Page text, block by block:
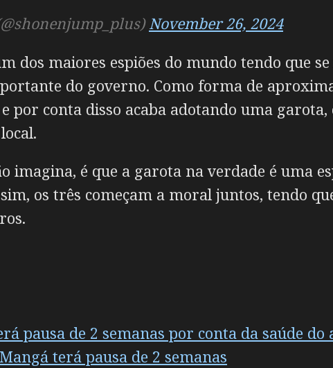
November 26, 2024
dos maiores espiões do mundo tendo que
do governo. Como forma de
por conta disso acaba adotando uma
imagina, é que a garota na verdade é uma
os três começam a moral juntos, tendo
pausa de 2 semanas por conta da saúde do
terá pausa de 2 semanas